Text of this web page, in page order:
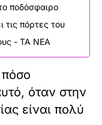
ποδόσφαιρο
τις πόρτες του
- ΤΑ ΝΕΑ
πόσο
όταν στην
είναι πολύ